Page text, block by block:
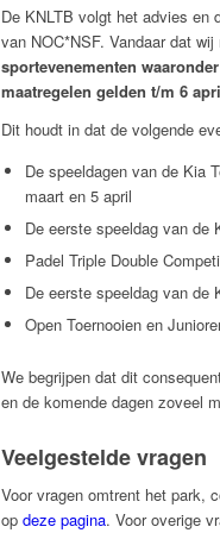
De KNLTB volgt het advies en
van NOC*NSF. Vandaar dat
sportevenementen
maatregelen gelden t/m 6
Dit houdt in dat de volgende
De speeldagen van de Kia
maart en 5 april
De eerste speeldag van de
Padel Triple Double
De eerste speeldag van de
Open Toernooien en
We begrijpen dat dit
en de komende dagen zoveel
Veelgestelde vragen
Voor vragen omtrent het park,
op deze pagina. Voor overige